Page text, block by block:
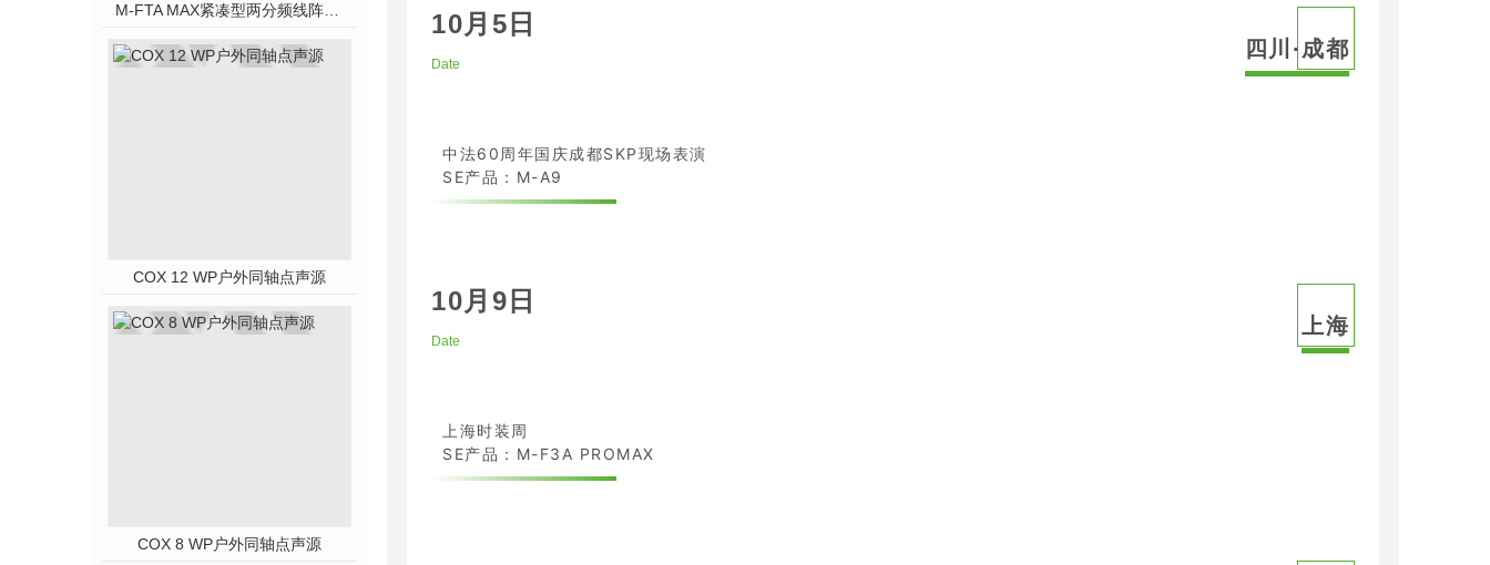
M-FTA MAX紧凑型两分频线阵列系统
COX 12 WP户外同轴点声源
COX 8 WP户外同轴点声源
10月5日
Date
四川·成都
中法60周年国庆成都SKP现场表演
SE产品：M-A9
10月9日
Date
上海
上海时装周
SE产品：M-F3A PROMAX